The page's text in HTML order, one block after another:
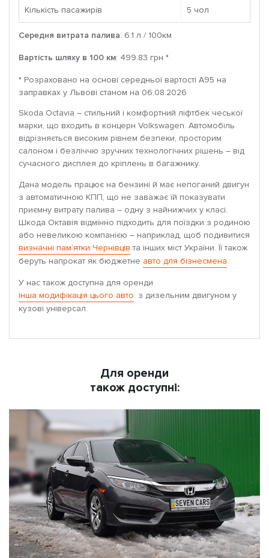
Кількість пасажирів 5 чoл
Середня витрата палива: 6.1 л / 100км
Вартість шляху в 100 км: 499.83 грн *
* Розраховано на основі середньої вартості A95 на
заправках у Львові станом на 06.08.2026
Skoda Octavia – стильний і комфортний ліфтбек чеської
марки, що входить в концерн Volkswagen. Автомобіль
відрізняється високим рівнем безпеки, просторим
салоном і безліччю зручних технологічних рішень – від
сучасного дисплея до кріплень в багажнику.
Дана модель працює на бензині й має непоганий двигун
з автоматичною КПП, що не заважає їй показувати
приємну витрату палива – одну з найнижчих у класі.
Шкода Октавія відмінно підходить для поїздки з родиною
або невеликою компанією – наприклад, щоб подивитися
визначні пам’ятки Чернівців та інших міст України. Її також
беруть напрокат як бюджетне авто для бізнесмена.
У нас також доступна для оренди
інша модифікація цього авто: з дизельним двигуном у
кузові універсал.
Для оренди
також доступні: